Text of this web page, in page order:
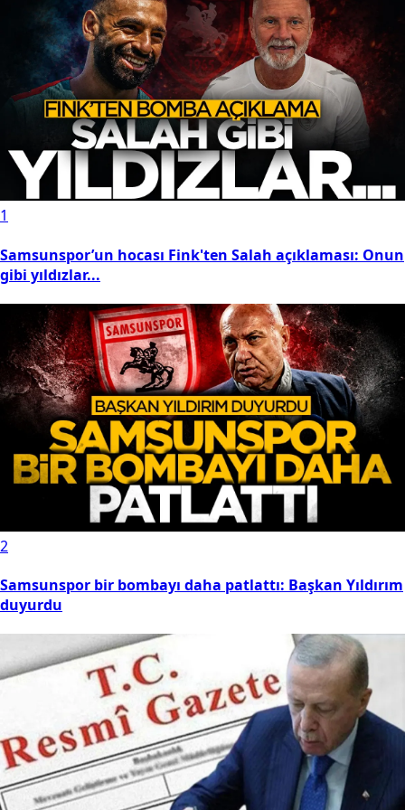
1
Samsunspor’un hocası Fink'ten Salah açıklaması: Onun
gibi yıldızlar...
2
Samsunspor bir bombayı daha patlattı: Başkan Yıldırım
duyurdu